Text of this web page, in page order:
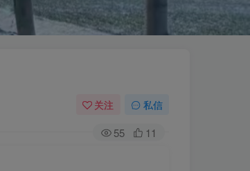
关注 私信
55 11